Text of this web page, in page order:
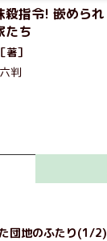
殺指令! 嵌められ
たち
著］
判
団地のふたり(1/2)